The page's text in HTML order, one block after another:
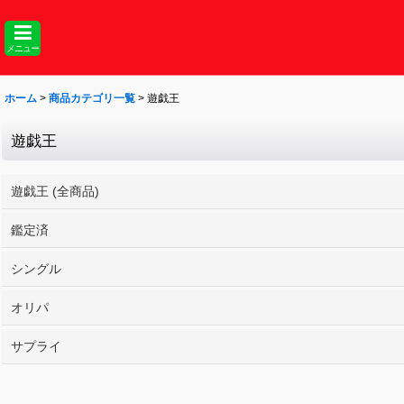
メニュー
ホーム > 商品カテゴリ一覧 > 遊戯王
遊戯王
遊戯王 (全商品)
鑑定済
シングル
オリパ
サプライ